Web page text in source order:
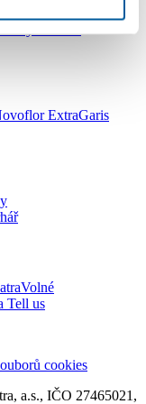
ExtraGaris
Volné
Tell us
cookies
a.s., IČO 27465021,